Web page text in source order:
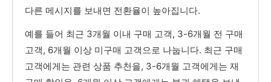
다른 메시지를 보내면 전환율이 높아집니다.
예를 들어 최근 3개월 이내 구매 고객, 3-6개월 전 구매
고객, 6개월 이상 미구매 고객으로 나눕니다. 최근 구매
고객에게는 관련 상품 추천을, 3-6개월 고객에게는 재